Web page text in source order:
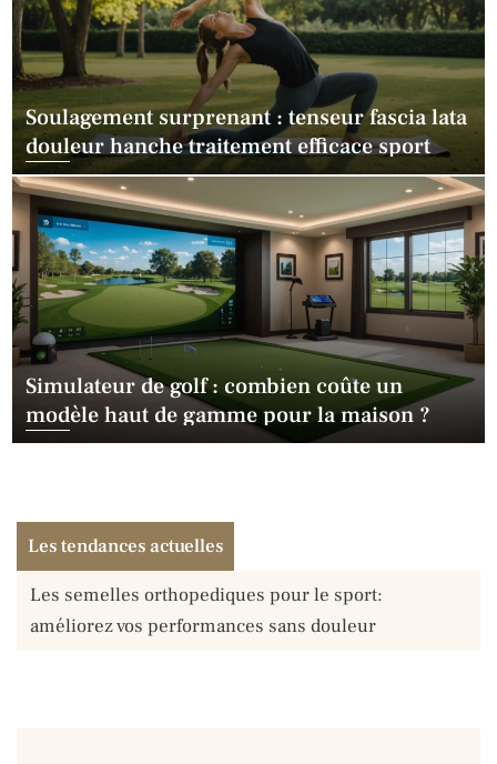
Soulagement surprenant : tenseur fascia lata
douleur hanche traitement efficace sport
Simulateur de golf : combien coûte un
modèle haut de gamme pour la maison ?
Les tendances actuelles